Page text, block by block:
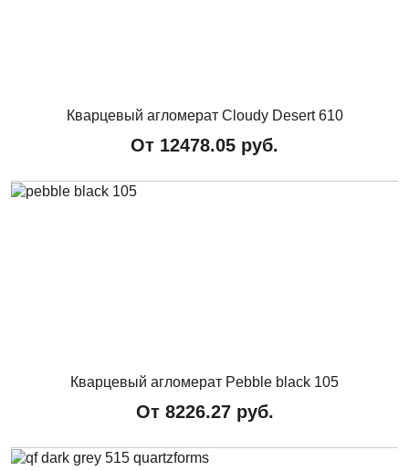
Кварцевый агломерат Cloudy Desert 610
От 12478.05 руб.
Кварцевый агломерат Pebble black 105
От 8226.27руб.